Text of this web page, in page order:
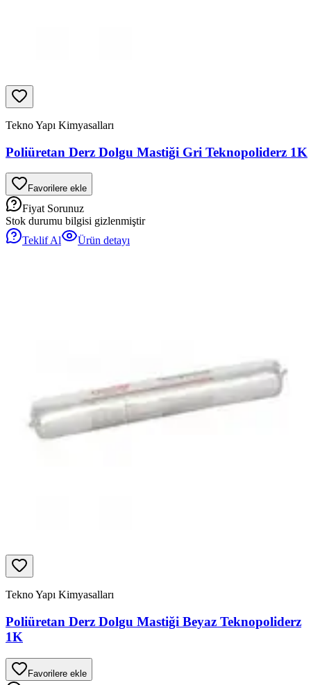
Tekno Yapı Kimyasalları
Poliüretan Derz Dolgu Mastiği Gri Teknopoliderz 1K
Favorilere ekle
Fiyat Sorunuz
Stok durumu bilgisi gizlenmiştir
Teklif Al
Ürün detayı
Tekno Yapı Kimyasalları
Poliüretan Derz Dolgu Mastiği Beyaz Teknopoliderz
1K
Favorilere ekle